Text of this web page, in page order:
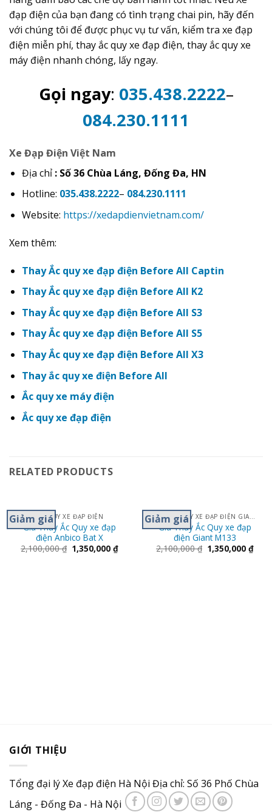
đạp điện của bạn đang có tình trạng chai pin, hãy đến
với chúng tôi để được phục vụ tư vấn, kiểm tra xe đạp
điện miễn phí, thay ắc quy xe đạp điện, thay ắc quy xe
máy điện nhanh chóng, lấy ngay.
Gọi ngay: 035.438.2222–
084.230.1111
Xe Đạp Điện Việt Nam
Địa chỉ : Số 36 Chùa Láng, Đống Đa, HN
Hotline: 035.438.2222– 084.230.1111
Website: https://xedapdienvietnam.com/
Xem thêm:
Thay Ắc quy xe đạp điện Before All Captin
Thay Ắc quy xe đạp điện Before All K2
Thay Ắc quy xe đạp điện Before All S3
Thay Ắc quy xe đạp điện Before All S5
Thay Ắc quy xe đạp điện Before All X3
Thay ắc quy xe điện Before All
Ắc quy xe máy điện
Ắc quy xe đạp điện
RELATED PRODUCTS
Giảm giáẮC QUY XE ĐẠP ĐIỆN
Giá Thay Ắc Quy xe đạp
điện Anbico Bat X
2,100,000₫ 1,350,000₫
Giảm giá THAY ẮC QUY XE ĐẠP ĐIỆN GIANT M133- 133S
Giá Thay Ắc Quy xe đạp
điện Giant M133
2,100,000₫ 1,350,000₫
GIỚI THIỆU
Tổng đại lý Xe đạp điện Hà Nội Địa chỉ: Số 36 Phố Chùa
Láng - Đống Đa - Hà Nội